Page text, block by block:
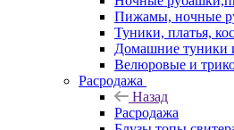
Пижамы, ночные
Туники, платья,
Домашние туники
Велюровые и
Расродажа
Назад
Расродажа